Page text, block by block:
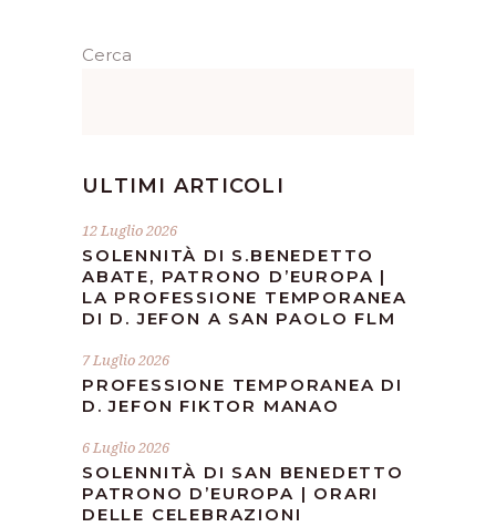
Cerca
ULTIMI ARTICOLI
12 Luglio 2026
SOLENNITÀ DI S.BENEDETTO
ABATE, PATRONO D’EUROPA |
LA PROFESSIONE TEMPORANEA
DI D. JEFON A SAN PAOLO FLM
7 Luglio 2026
PROFESSIONE TEMPORANEA DI
D. JEFON FIKTOR MANAO
6 Luglio 2026
SOLENNITÀ DI SAN BENEDETTO
PATRONO D’EUROPA | ORARI
DELLE CELEBRAZIONI